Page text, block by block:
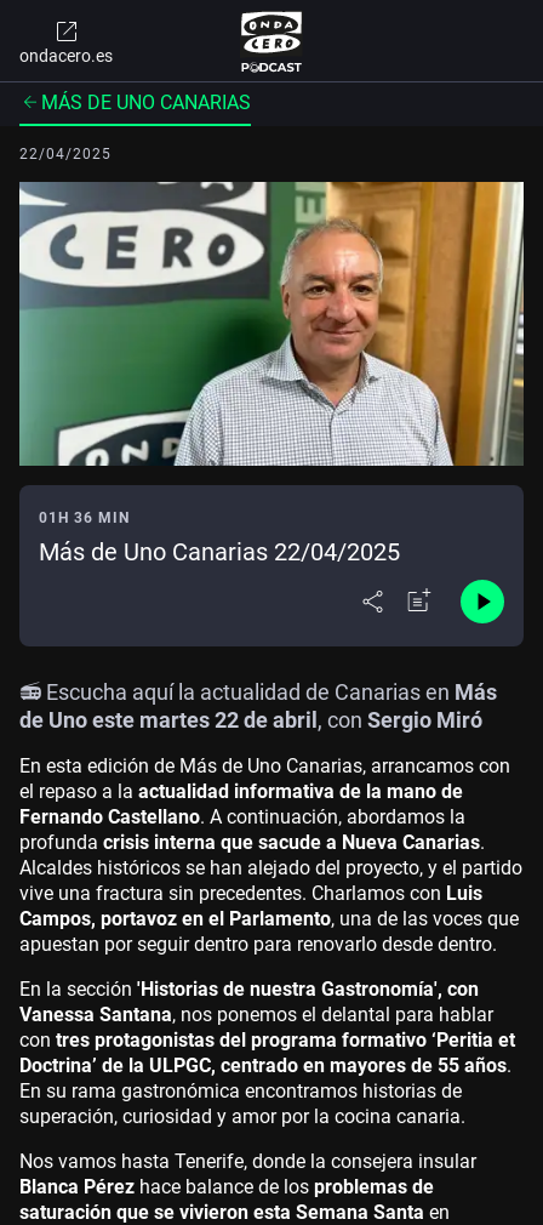
ondacero.es
MÁS DE UNO CANARIAS
22/04/2025
01H 36 MIN
Más de Uno Canarias 22/04/2025
📻 Escucha aquí la actualidad de Canarias en Más
de Uno este martes 22 de abril , con Sergio Miró
En esta edición de Más de Uno Canarias, arrancamos con
el repaso a la actualidad informativa de la mano de
Fernando Castellano. A continuación, abordamos la
profunda crisis interna que sacude a Nueva Canarias.
Alcaldes históricos se han alejado del proyecto, y el partido
vive una fractura sin precedentes. Charlamos con Luis
Campos, portavoz en el Parlamento, una de las voces que
apuestan por seguir dentro para renovarlo desde dentro.
En la sección 'Historias de nuestra Gastronomía', con
Vanessa Santana, nos ponemos el delantal para hablar
con tres protagonistas del programa formativo ‘Peritia et
Doctrina’ de la ULPGC, centrado en mayores de 55 años.
En su rama gastronómica encontramos historias de
superación, curiosidad y amor por la cocina canaria.
Nos vamos hasta Tenerife, donde la consejera insular
Blanca Pérez hace balance de los problemas de
saturación que se vivieron esta Semana Santa en